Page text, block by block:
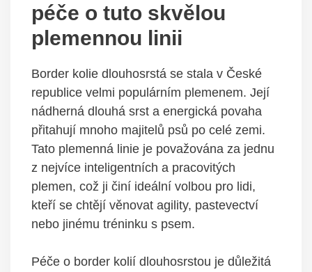
péče o tuto skvělou
plemennou linii
Border kolie dlouhosrstá se stala v České
republice velmi populárním plemenem. Její
nádherná dlouhá srst a energická povaha
přitahují mnoho majitelů psů po celé zemi.
Tato plemenná linie je považována za jednu
z nejvíce inteligentních a pracovitých
plemen, což ji činí ideální volbou pro lidi,
kteří se chtějí věnovat agility, pastevectví
nebo jinému tréninku s psem.
Péče o border kolií dlouhosrstou je důležitá